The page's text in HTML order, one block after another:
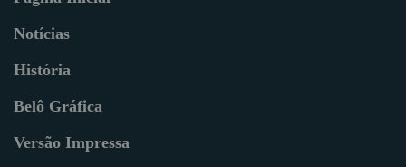
Notícias
História
Belô Gráfica
Versão Impressa